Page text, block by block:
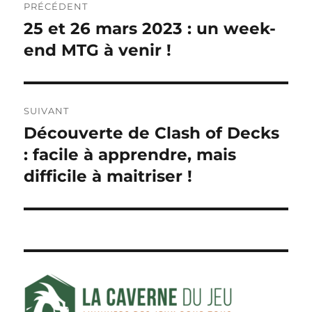
de
l’article
PRÉCÉDENT
Publication
précédente :
25 et 26 mars 2023 : un week-
end MTG à venir !
SUIVANT
Publication
suivante :
Découverte de Clash of Decks
: facile à apprendre, mais
difficile à maitriser !